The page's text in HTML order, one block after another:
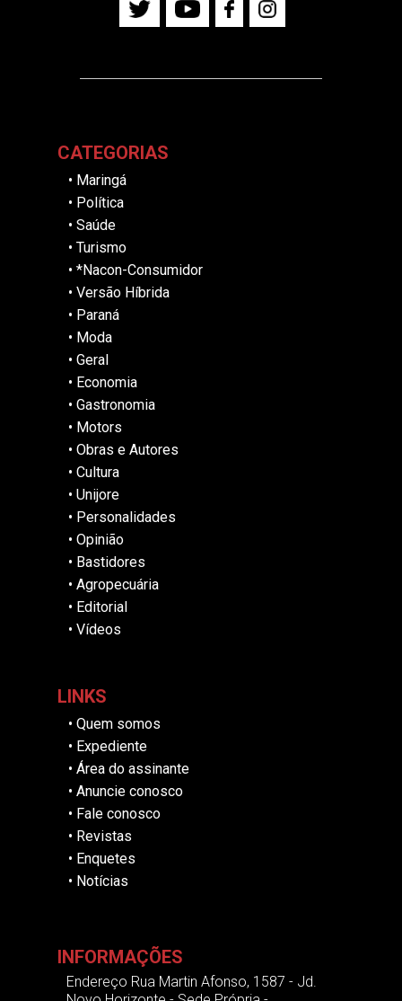
CATEGORIAS
• Maringá
• Política
• Saúde
• Turismo
• *Nacon-Consumidor
• Versão Híbrida
• Paraná
• Moda
• Geral
• Economia
• Gastronomia
• Motors
• Obras e Autores
• Cultura
• Unijore
• Personalidades
• Opinião
• Bastidores
• Agropecuária
• Editorial
• Vídeos
LINKS
• Quem somos
• Expediente
• Área do assinante
• Anuncie conosco
• Fale conosco
• Revistas
• Enquetes
• Notícias
INFORMAÇÕES
Endereço Rua Martin Afonso, 1587 - Jd.